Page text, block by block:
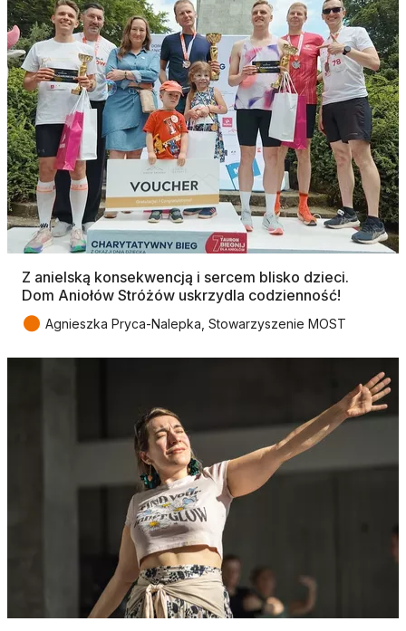
Z anielską konsekwencją i sercem blisko dzieci.
Dom Aniołów Stróżów uskrzydla codzienność!
● Agnieszka Pryca-Nalepka, Stowarzyszenie MOST